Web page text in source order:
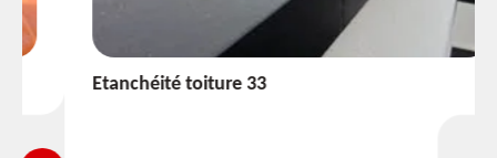
Etanchéité toiture 33